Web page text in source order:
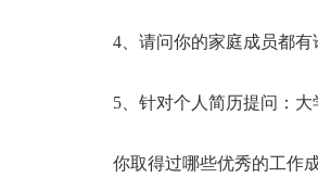
4、请问你的家庭成员都有
5、针对个人简历提问：
你取得过哪些优秀的工作